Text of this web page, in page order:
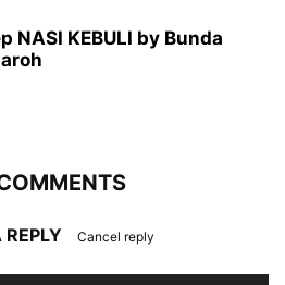
NASI KEBULI by Bunda
REPLY Cancel reply